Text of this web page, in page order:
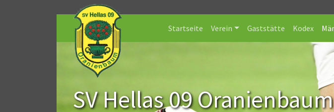
Startseite Verein Gaststätte Kodex
SV Hellas 09